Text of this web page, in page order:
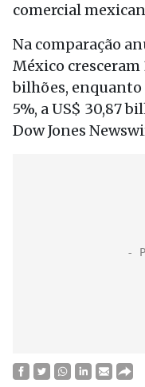
comercial
Na comparação
México cresceram
bilhões,
5%, a US$ 30,87
Dow Jones